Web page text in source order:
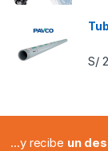
S/
...y recibe un